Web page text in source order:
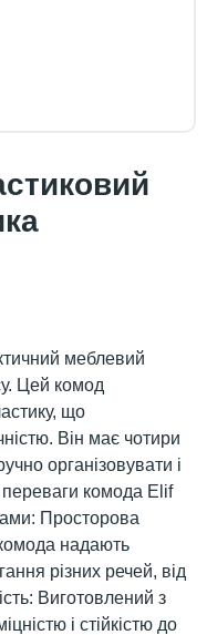
меблевий
Цей комод
що
Він має чотири
організовувати і
переваги комода Elif
Просторова
надають
різних речей, від
Виготовлений з
і стійкістю до